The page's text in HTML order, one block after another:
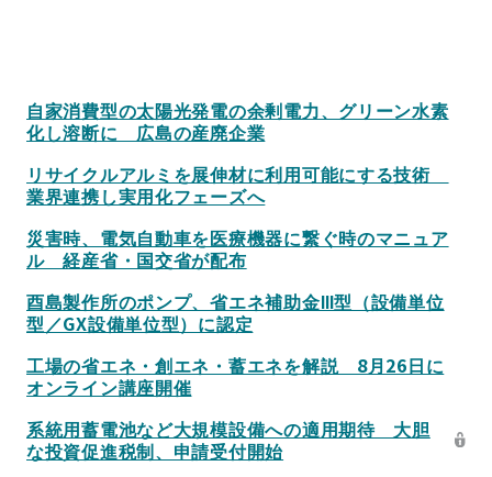
自家消費型の太陽光発電の余剰電力、グリーン水素
化し溶断に 広島の産廃企業
リサイクルアルミを展伸材に利用可能にする技術
業界連携し実用化フェーズへ
災害時、電気自動車を医療機器に繋ぐ時のマニュア
ル 経産省・国交省が配布
酉島製作所のポンプ、省エネ補助金Ⅲ型（設備単位
型／GX設備単位型）に認定
工場の省エネ・創エネ・蓄エネを解説 8月26日に
オンライン講座開催
系統用蓄電池など大規模設備への適用期待 大胆
な投資促進税制、申請受付開始